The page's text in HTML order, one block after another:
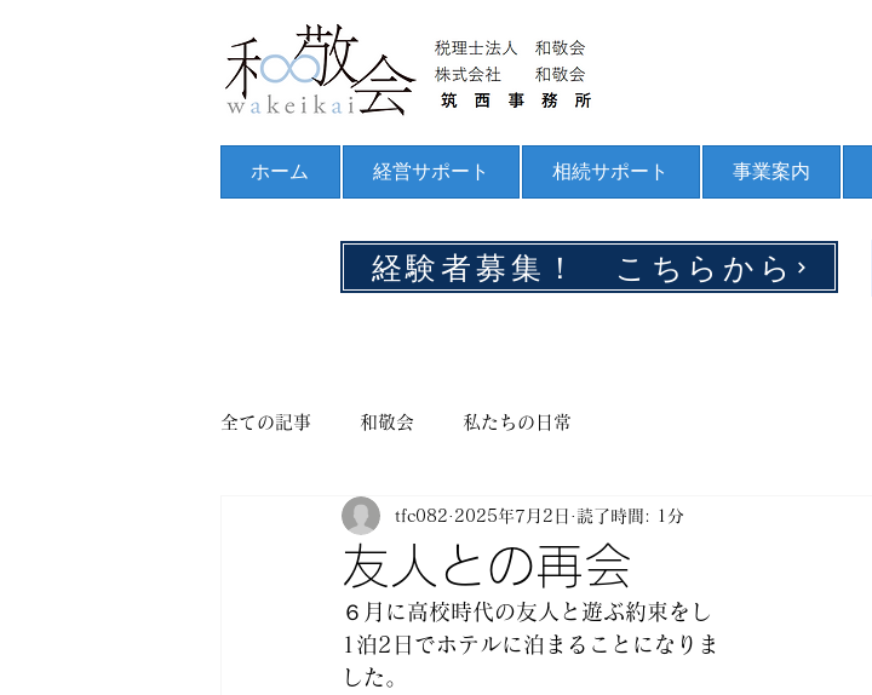
ホーム 経営サポート 相続サポート 事業案内
経験者募集！ こちらから
全ての記事 和敬会 私たちの日常
友人との再会
tfc082 2025年7月2日 読了時間: 1分
６月に高校時代の友人と遊ぶ約束をし
1泊2日でホテルに泊まることになりま
した。